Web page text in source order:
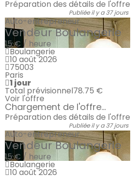
Préparation des détails de l'offre
Publiée il y a 37 jours
Auto-entrepreneur
Vendeur Boulangerie
15 € / heure
Boulangerie
10 août 2026
75003
Paris
1 jour
Total prévisionnel78.75 €
Voir l'offre
Chargement de l'offre...
Préparation des détails de l'offre
Publiée il y a 37 jours
Auto-entrepreneur
Vendeur Boulangerie
15 € / heure
Boulangerie
10 août 2026